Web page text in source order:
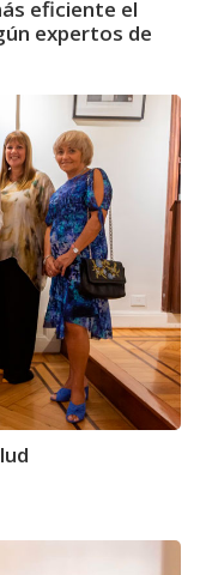
eficiente el
expertos de